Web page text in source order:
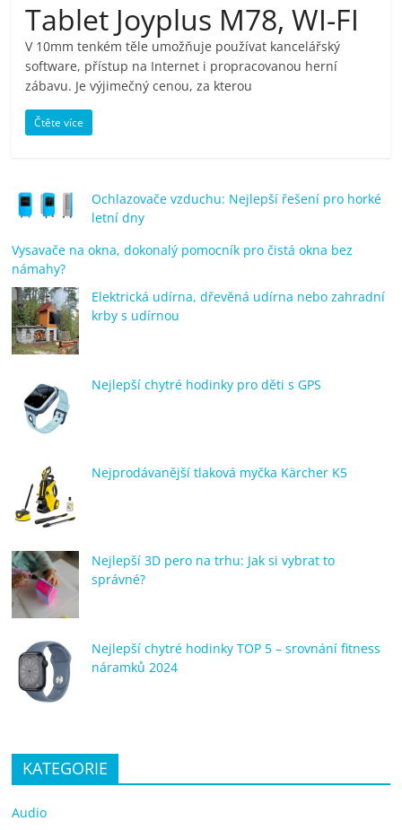
pračky,
televize,
notebooky,
mobilní
telefony,
kávovary,
bazény
elektronika
porovnání
Elektro
recenze,
pračky,
televize,
mobilní
telefony,
kávovary,
Tablet Joyplus M78, WI-FI
V 10mm tenkém těle umožňuje používat kancelářský
software, přístup na Internet i propracovanou herní
zábavu. Je výjimečný cenou, za kterou
Čtěte více
Ochlazovače vzduchu: Nejlepší řešení pro horké
letní dny
Vysavače na okna, dokonalý pomocník pro čistá okna bez
námahy?
Elektrická udírna, dřevěná udírna nebo zahradní
krby s udírnou
Nejlepší chytré hodinky pro děti s GPS
Nejprodávanější tlaková myčka Kärcher K5
Nejlepší 3D pero na trhu: Jak si vybrat to
správné?
Nejlepší chytré hodinky TOP 5 – srovnání fitness
náramků 2024
KATEGORIE
Audio